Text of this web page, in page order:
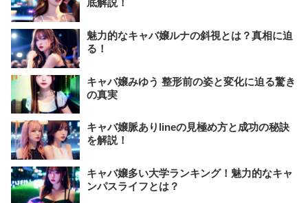
底解説！
魅力的なキャバ嬢ルナの斜視とは？真相に迫
る！
キャバ嬢みゆう 整形前の姿と変化に迫る驚き
の真実
キャバ嬢脈ありlineの見極め方と成功の秘訣
を解説！
キャバ嬢多い大学ランキング！魅力的なキャ
ンパスライフとは？